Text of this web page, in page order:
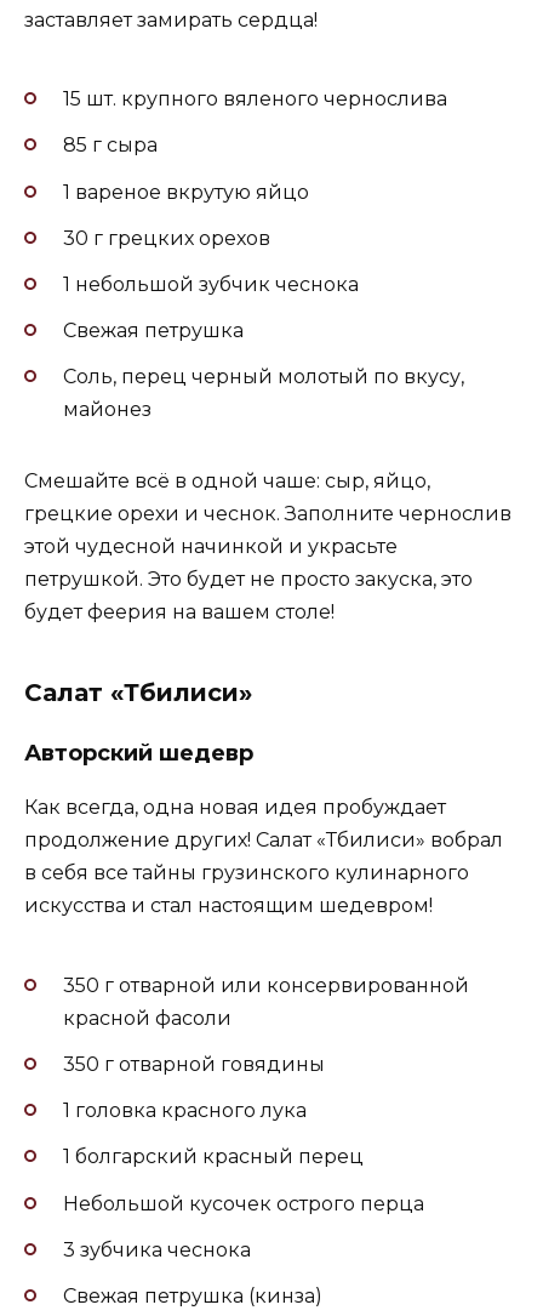
заставляет замирать сердца!
15 шт. крупного вяленого чернослива
85 г сыра
1 вареное вкрутую яйцо
30 г грецких орехов
1 небольшой зубчик чеснока
Свежая петрушка
Соль, перец черный молотый по вкусу,
майонез
Смешайте всё в одной чаше: сыр, яйцо,
грецкие орехи и чеснок. Заполните чернослив
этой чудесной начинкой и украсьте
петрушкой. Это будет не просто закуска, это
будет феерия на вашем столе!
Салат «Тбилиси»
Авторский шедевр
Как всегда, одна новая идея пробуждает
продолжение других! Салат «Тбилиси» вобрал
в себя все тайны грузинского кулинарного
искусства и стал настоящим шедевром!
350 г отварной или консервированной
красной фасоли
350 г отварной говядины
1 головка красного лука
1 болгарский красный перец
Небольшой кусочек острого перца
3 зубчика чеснока
Свежая петрушка (кинза)